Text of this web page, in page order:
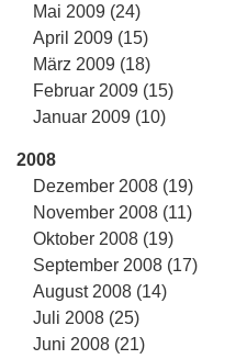
Mai 2009 (24)
April 2009 (15)
März 2009 (18)
Februar 2009 (15)
Januar 2009 (10)
2008
Dezember 2008 (19)
November 2008 (11)
Oktober 2008 (19)
September 2008 (17)
August 2008 (14)
Juli 2008 (25)
Juni 2008 (21)